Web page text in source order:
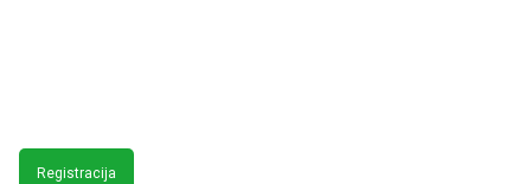
Registracija